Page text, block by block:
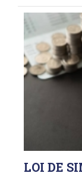
LOI DE